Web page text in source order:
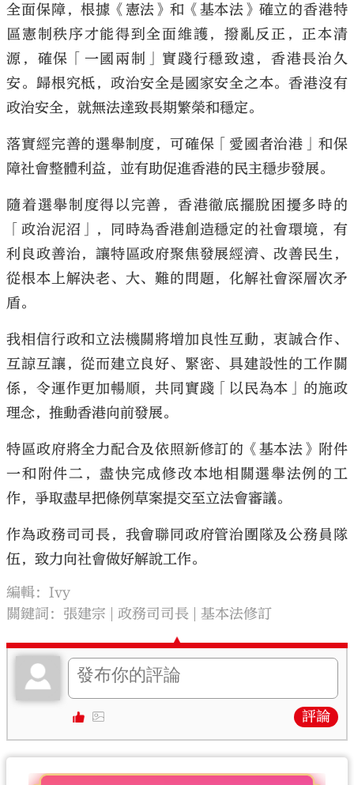
全面保障，根據《憲法》和《基本法》確立的香港特
區憲制秩序才能得到全面維護，撥亂反正，正本清
源，確保「一國兩制」實踐行穩致遠，香港長治久
安。歸根究柢，政治安全是國家安全之本。香港沒有
政治安全，就無法達致長期繁榮和穩定。
落實經完善的選舉制度，可確保「愛國者治港」和保
障社會整體利益，並有助促進香港的民主穩步發展。
隨着選舉制度得以完善，香港徹底擺脫困擾多時的
「政治泥沼」，同時為香港創造穩定的社會環境，有
利良政善治，讓特區政府聚焦發展經濟、改善民生，
從根本上解決老、大、難的問題，化解社會深層次矛
盾。
我相信行政和立法機關將增加良性互動，衷誠合作、
互諒互讓，從而建立良好、緊密、具建設性的工作關
係，令運作更加暢順，共同實踐「以民為本」的施政
理念，推動香港向前發展。
特區政府將全力配合及依照新修訂的《基本法》附件
一和附件二，盡快完成修改本地相關選舉法例的工
作，爭取盡早把條例草案提交至立法會審議。
作為政務司司長，我會聯同政府管治團隊及公務員隊
伍，致力向社會做好解說工作。
編輯：Ivy
關鍵詞： 張建宗 政務司司長 基本法修訂
評論